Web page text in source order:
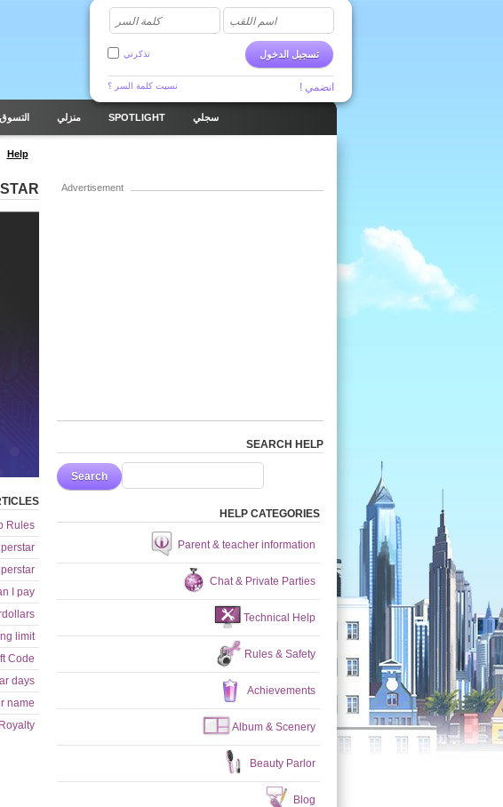
اسم اللقب كلمة السر
تسجيل الدخول تذكرني
نسيت كلمة السر ؟ انضمي !
سجلي SPOTLIGHT منزلي التسوق
Help
Rules
I pay?
limit?
Code?
days?
Advertisement
SEARCH HELP
Search
HELP CATEGORIES
Parent & teacher information
Chat & Private Parties
Technical Help
Rules & Safety
Achievements
Album & Scenery
Beauty Parlor
Blog